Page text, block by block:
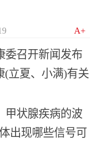
A+
委召开新闻发布
(立夏、小满)有关
甲状腺疾病的波
出现哪些信号可